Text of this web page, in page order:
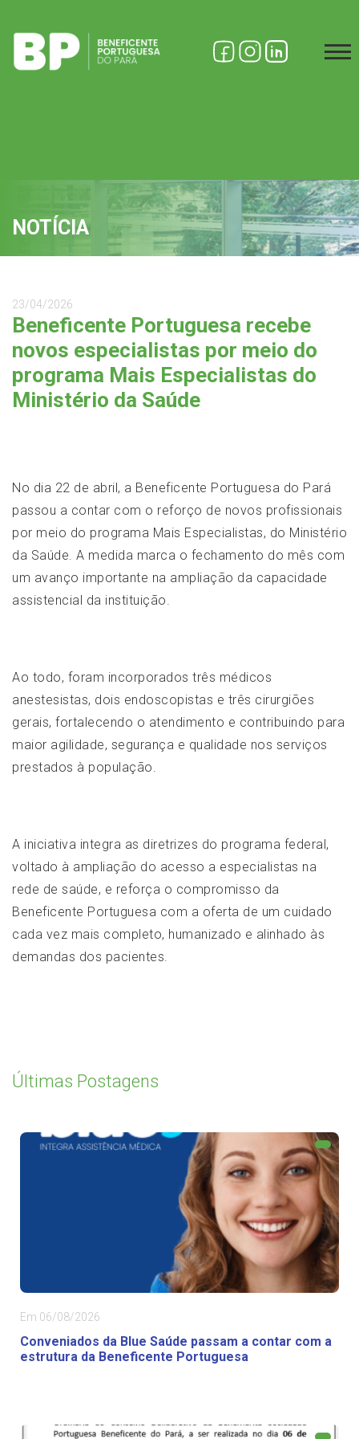
NOTÍCIA
23/04/2026
Beneficente Portuguesa recebe
novos especialistas por meio do
programa Mais Especialistas do
Ministério da Saúde
No dia 22 de abril, a Beneficente Portuguesa do Pará
passou a contar com o reforço de novos profissionais
por meio do programa Mais Especialistas, do Ministério
da Saúde. A medida marca o fechamento do mês com
um avanço importante na ampliação da capacidade
assistencial da instituição.
Ao todo, foram incorporados três médicos
anestesistas, dois endoscopistas e três cirurgiões
gerais, fortalecendo o atendimento e contribuindo para
maior agilidade, segurança e qualidade nos serviços
prestados à população.
A iniciativa integra as diretrizes do programa federal,
voltado à ampliação do acesso a especialistas na
rede de saúde, e reforça o compromisso da
Beneficente Portuguesa com a oferta de um cuidado
cada vez mais completo, humanizado e alinhado às
demandas dos pacientes.
Últimas Postagens
Em 06/08/2026
Conveniados da Blue Saúde passam a contar com a
estrutura da Beneficente Portuguesa